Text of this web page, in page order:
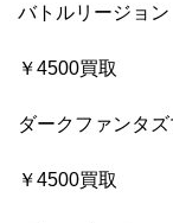
バトルリージョン
￥4500買取
ダークファンタズ
￥4500買取